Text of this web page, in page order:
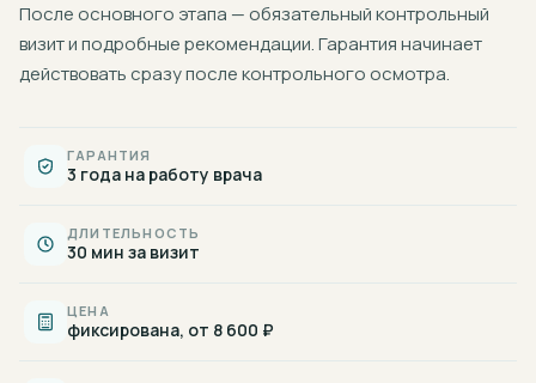
После основного этапа — обязательный контрольный
визит и подробные рекомендации. Гарантия начинает
действовать сразу после контрольного осмотра.
ГАРАНТИЯ
3 года на работу врача
ДЛИТЕЛЬНОСТЬ
30 мин за визит
ЦЕНА
фиксирована, от 8 600 ₽